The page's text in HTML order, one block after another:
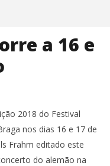
a 16 e
2018 do Festival
nos dias 16 e 17 de
Frahm editado este
do alemão na